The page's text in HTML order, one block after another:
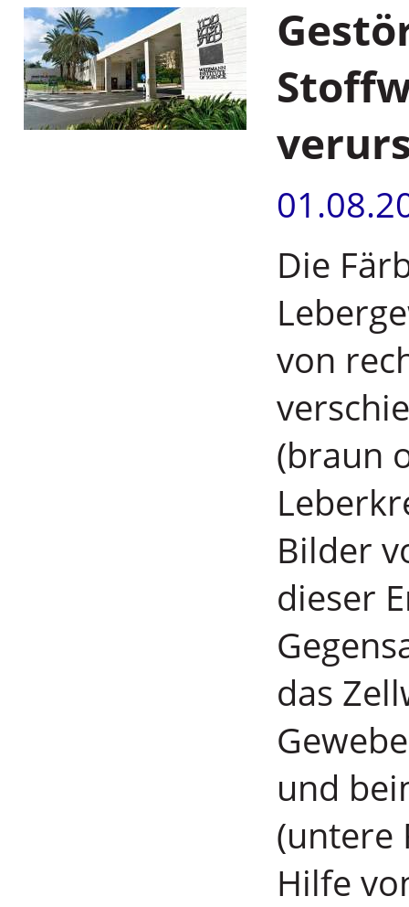
Die
von
(braun
Bilder
dieser
das
und
(untere
Hilfe